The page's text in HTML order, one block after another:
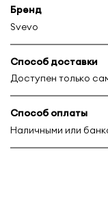
Бренд
Svevo
Способ доставки
Доступен только
Способ оплаты
Наличными или